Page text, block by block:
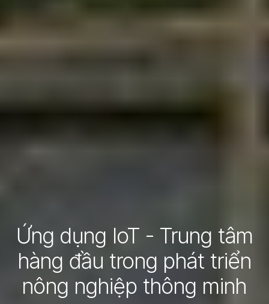
Ứng dụng IoT - Trung tâm
hàng đầu trong phát triển
nông nghiệp thông minh